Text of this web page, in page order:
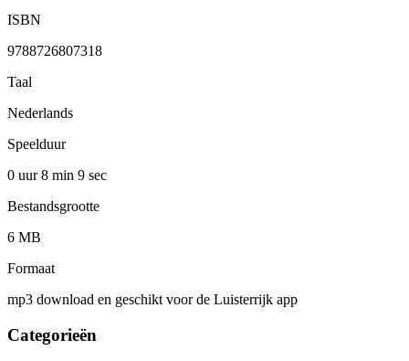
ISBN
9788726807318
Taal
Nederlands
Speelduur
0 uur 8 min 9 sec
Bestandsgrootte
6 MB
Formaat
mp3 download en geschikt voor de Luisterrijk app
Categorieën